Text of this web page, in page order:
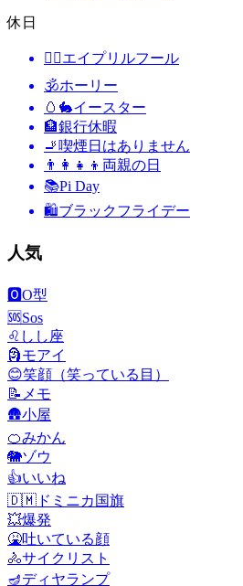
休日
🙆‍♂️エイプリルフール
🕉ホーリー
🥚🐇イースター
🏦銀行休暇
🚬 喫煙日はありません
👨‍👩‍👧‍👦 両親の日
📚Pi Day
🛍ブラックフライデー
人気
🅾️O型
🆘Sos
♌ しし座
🗿モアイ
😊笑顔（笑っている目）
📝 メモ
🛖小屋
🍊みかん
🐘ゾウ
👍いいね
🇩🇲 ドミニカ国旗
💥爆発
🤮吐いている顔
🚴サイクリスト
🪔ディヤランプ